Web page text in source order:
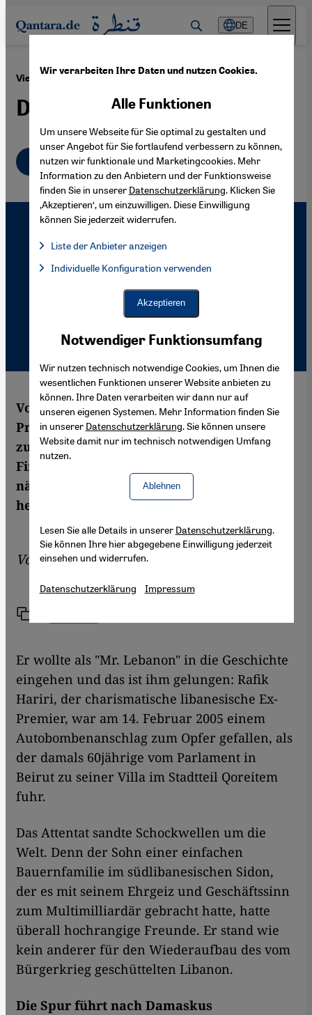
Direkt zum Inhalt springen
DE
Vier Jahre nach dem Anschlag auf Rafik Hariri ·17.02.2009
Die Spur der Mörder
Deutsch
Vor vier Jahren fiel Libanons Ex-
Premierminister einem Bombenattentat
zum Opfer. Syriens Geheimdienst soll seine
Finger im Spiel gehabt haben, doch die
näheren Umstände des Anschlags sind bis
heute unklar.
VonBirgit Kaspar
​​Er wollte als "Mr. Lebanon" in die Geschichte
eingehen und das ist ihm gelungen: Rafik
Hariri, der charismatische libanesische Ex-
Premier, war am 14. Februar 2005 einem
Autobombenanschlag zum Opfer gefallen, als
der damals 60jährige vom Parlament in
Beirut zu seiner Villa im Stadtteil Qoreitem
fuhr.
Das Attentat sandte Schockwellen um die
Welt. Denn der Sohn einer einfachen
Bauernfamilie im südlibanesischen Sidon,
der es mit seinem Ehrgeiz und Geschäftssinn
zum Multimilliardär gebracht hatte, hatte
überall hochrangige Freunde. Er stand wie
kein anderer für den Wiederaufbau des vom
Bürgerkrieg geschüttelten Libanon.
Die Spur führt nach Damaskus
Wir verarbeiten Ihre Daten und nutzen Cookies.
Notwendiger Funktionsumfang
Wir nutzen technisch notwendige Cookies, um Ihnen die
wesentlichen Funktionen unserer Website anbieten zu
können. Ihre Daten verarbeiten wir dann nur auf
unseren eigenen Systemen. Mehr Information finden Sie
in unserer Datenschutzerklärung. Sie können unsere
Website damit nur im technisch notwendigen Umfang
nutzen.
Ablehnen
Alle Funktionen
Um unsere Webseite für Sie optimal zu gestalten und
unser Angebot für Sie fortlaufend verbessern zu können,
nutzen wir funktionale und Marketingcookies. Mehr
Information zu den Anbietern und der Funktionsweise
finden Sie in unserer Datenschutzerklärung. Klicken Sie
‚Akzeptieren‘, um einzuwilligen. Diese Einwilligung
können Sie jederzeit widerrufen.
Liste der Anbieter anzeigen
Facebook Embed / Facebook Connect, Google Maps Embed,
Facebook Embed / Facebook Connect
Google Maps Embed
Individuelle Konfiguration verwenden
Akzeptieren
Lesen Sie alle Details in unserer Datenschutzerklärung.
Sie können Ihre hier abgegebene Einwilligung jederzeit
einsehen und widerrufen.
Datenschutzerklärung Impressum